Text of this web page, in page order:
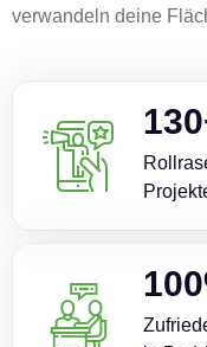
verwandeln deine
130
100